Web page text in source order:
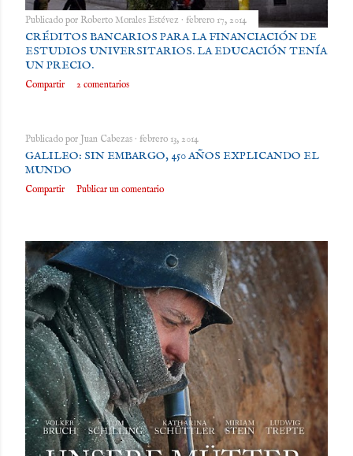
Publicado por Roberto Morales Estévez febrero 17, 2014
CRÉDITOS BANCARIOS PARA LA FINANCIACIÓN DE
ESTUDIOS UNIVERSITARIOS. LA EDUCACIÓN TENÍA
UN PRECIO.
Compartir 2 comentarios
Publicado por Juan Cabezas febrero 13, 2014
GALILEO: SIN EMBARGO, 450 AÑOS EXPLICANDO EL
MUNDO
Compartir Publicar un comentario